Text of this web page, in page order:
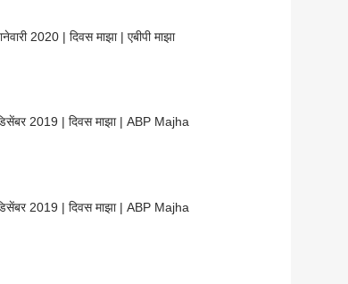
2020 | दिवस माझा | एबीपी माझा
2019 | दिवस माझा | ABP Majha
2019 | दिवस माझा | ABP Majha